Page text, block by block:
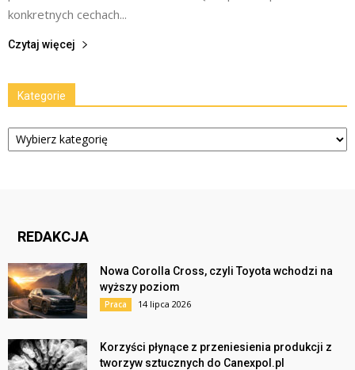
konkretnych cechach...
Czytaj więcej
Kategorie
Kategorie
REDAKCJA
Nowa Corolla Cross, czyli Toyota wchodzi na
wyższy poziom
Praca 14 lipca 2026
Korzyści płynące z przeniesienia produkcji z
tworzyw sztucznych do Canexpol.pl